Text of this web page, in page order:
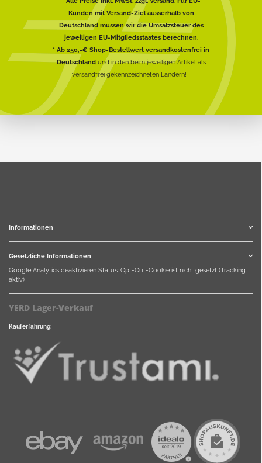
Kunden mit Versand-Ziel ausserhalb von
Deutschland müssen wir die Umsatzsteuer des
jeweiligen EU-Mitgliedsstaates berechnen.
* Ab 250,-€ Shop-Bestellwert versandkostenfrei in
Deutschlandund in den beim jeweiligen Artikel als
versandfrei gekennzeichneten Ländern!
Informationen
Gesetzliche Informationen
Google Analytics deaktivieren Status: Opt-Out-Cookie ist nicht gesetzt (Tracking
aktiv)
YERD Lager-Verkauf
Kauferfahrung: